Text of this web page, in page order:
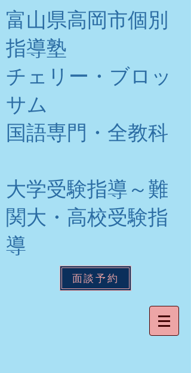
富山県高岡市個別
指導塾
チェリー・ブロッ
サム
​国語専門・全教科
大学受験指導～難
関大・高校受験指
導
面談予約